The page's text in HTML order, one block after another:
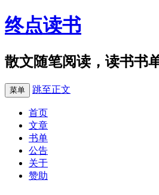
终点读书
散文随笔阅读，读书书
菜单 跳至正文
首页
文章
书单
公告
关于
赞助